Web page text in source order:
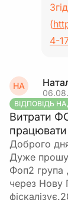
(
4-
НА
ВІДПОВІДЬ
Витрати
працювати
Доброго
Дуже прошу,
Фоп2 група
через Нову